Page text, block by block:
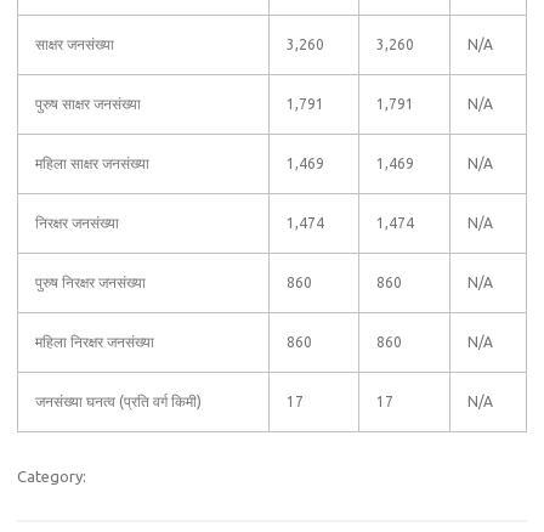
साक्षर जनसंख्या 3,260 3,260 N/A
पुरुष साक्षर जनसंख्या 1,791 1,791 N/A
महिला साक्षर जनसंख्या 1,469 1,469 N/A
निरक्षर जनसंख्या 1,474 1,474 N/A
पुरुष निरक्षर जनसंख्या 860 860 N/A
महिला निरक्षर जनसंख्या 860 860 N/A
जनसंख्या घनत्व (प्रति वर्ग किमी) 17 17 N/A
Category: